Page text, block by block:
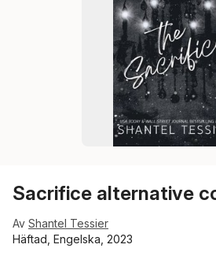
Sacrifice alternative
Av Shantel Tessier
Häftad, Engelska, 2023